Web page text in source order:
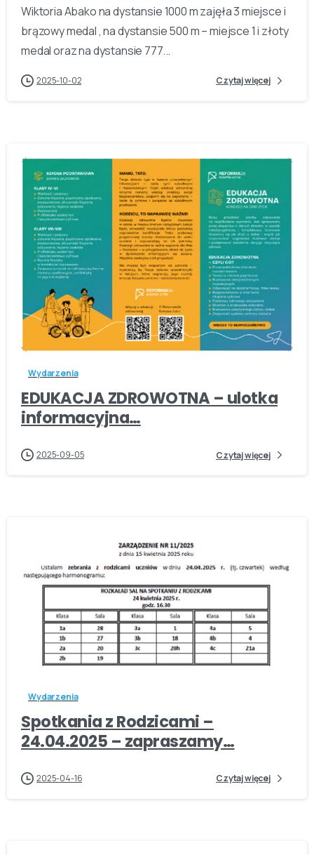
Wiktoria Abako na dystansie 1000 m zajęła 3 miejsce i
brązowy medal , na dystansie 500 m – miejsce 1 i złoty
medal oraz na dystansie 777...
2025-10-02 Czytaj więcej
-
Wydarzenia
EDUKACJA ZDROWOTNA – ulotka
informacyjna…
2025-09-05 Czytaj więcej
-
Wydarzenia
Spotkania z Rodzicami –
24.04.2025 – zapraszamy…
2025-04-16 Czytaj więcej